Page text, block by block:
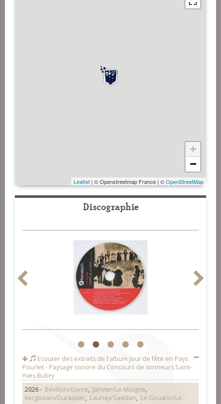
+
−
Leaflet | © Openstreetmap France | ©OpenStreetMap
Discographie
1 2 3 4 5
Ecouter des extraits de l'album Jour de fête en Pays
Pourlet - Paysage sonore du Concours de sonneurs Saint-
Yves Bubry
2026 - Bévillon/Gorce, Janvier/Le Moigne,
Kergozien/Durassier, Launay/Savidan, Le Gouarin/Le